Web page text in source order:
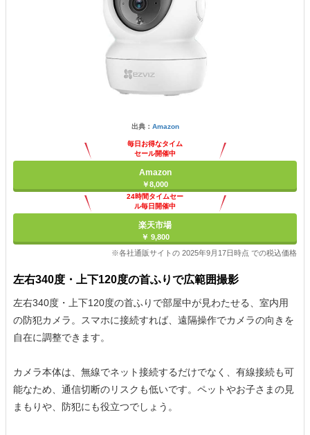
出典： Amazon
毎日お得なタイム
セール開催中
Amazon
￥8,000
24時間タイムセー
ル毎日開催中
楽天市場
￥ 9,800
※各社通販サイトの 2025年9月17日時点 での税込価格
左右340度・上下120度の首ふりで広範囲撮影
左右340度・上下120度の首ふりで部屋中が見わたせる、室内用
の防犯カメラ。スマホに接続すれば、遠隔操作でカメラの向きを
自在に調整できます。
カメラ本体は、無線でネット接続するだけでなく、有線接続も可
能なため、通信切断のリスクも低いです。ペットやお子さまの見
まもりや、防犯にも役立つでしょう。